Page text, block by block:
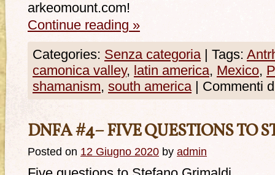
arkeomount.com!
Continue reading »
Categories: Senza categoria Tags:
camonica valley, latin america, Mexico,
shamanism, south america Commenti
DNFA #4– FIVE QUESTIONS TO
Posted on 12 Giugno 2020 by admin